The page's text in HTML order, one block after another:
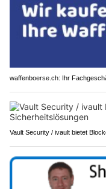
waffenboerse.ch: Ihr
Vault Security / ivault bietet